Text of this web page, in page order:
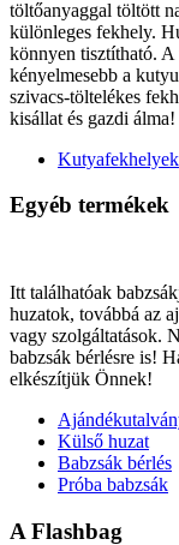
töltőanyaggal töltött
különleges fekhely.
könnyen tisztítható.
kényelmesebb a
szivacs-töltelékes
kisállat és gazdi álma!
Kutyafekhelyek
Egyéb termékek
Itt találhatóak
huzatok, továbbá az
vagy szolgáltatások.
babzsák bérlésre is!
elkészítjük Önnek!
Külső huzat
Babzsák bérlés
Próba babzsák
A Flashbag